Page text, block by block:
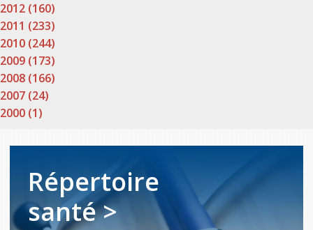
2012 (160)
2011 (233)
2010 (244)
2009 (173)
2008 (166)
2007 (24)
2000 (1)
Répertoire
santé >